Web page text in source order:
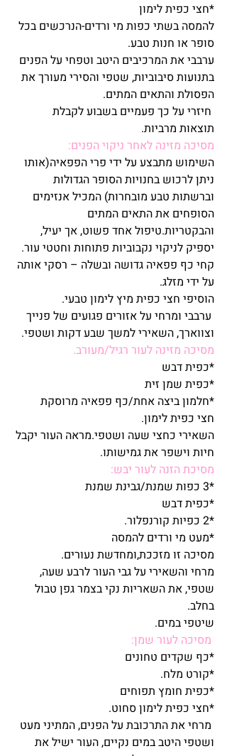
*חצי כפית לימון
להמסה בשתי כפות מי ורדים-הנרכשים בכל
סופר או חנות טבע.
ערבבי את המרכיבים היטב וטפחי על הפנים
בתנועות סיבוביות, שטפי והסירי מעורך את
הפסולת והתאים המתים.
חיזרי על כך פעמיים בשבוע לקבלת
תוצאות מרביות.
מסיכה מזינה לאחר ניקוי הפנים:
השימוש מתבצע על ידי פרי הפפאיה(אותו
ניתן לרכוש בחנויות הסופר הגדולות
וברשתות טבע מובחרות) המכיל אנזימים
הסופחים את התאים המתים
והבקטריות.טיפול אחד פשוט, אך יעיל,
יספיק לניקוי נקבוביות פתוחות וחטטי עור.
קחי כף פפאיה גדושה ובשלה – רסקי אותה
על ידי מזלג.
הוסיפי חצי כפית מיץ לימון טבעי.
ערבבי ומרחי על אזורים פגועים של פנייך
וצווארך, השאירי למשך שבע דקות ושטפי.
מסיכה מזינה לעור רגיל/מעורב.
*כפית דבש
*כפית שמן זית
*חלמון ביצה אחת/כף פפאיה מרוסקת
חצי כפית לימון.
השאירי כחצי שעה ושטפי.מראה העור יקבל
חיות וישפר את גמישותו.
מסיכת הזנה לעור יבש:
*3 כפות שמנת/גבינת שמנת
*כפית דבש
*2 כפיות קורנפלור.
*מעט מי ורדים להמסה
מסיכה זו מזככת,ומחדשת נעורים.
מרחי והשאירי על גבי העור לרבע שעה,
שטפי, את השאריות נקי בצמר גפן טבול
בחלב.
שיטפי במים.
מסיכה לעור שמן:
*כף שקדים טחונים
*קורט מלח.
*כפית חומץ תפוחים
*חצי כפית לימון סחוט.
מרחי את התרכובת על הפנים, המתיני מעט
ושטפי היטב במים נקיים, העור ישיל את